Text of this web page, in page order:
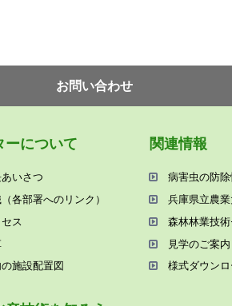
お問い合わせ
ーについて
いさつ
各部署へのリンク）
ス
施設配置図
関連情報
病害⾍の防除
兵庫県⽴農
森林林業技
⾒学のご案内
様式ダウンロ